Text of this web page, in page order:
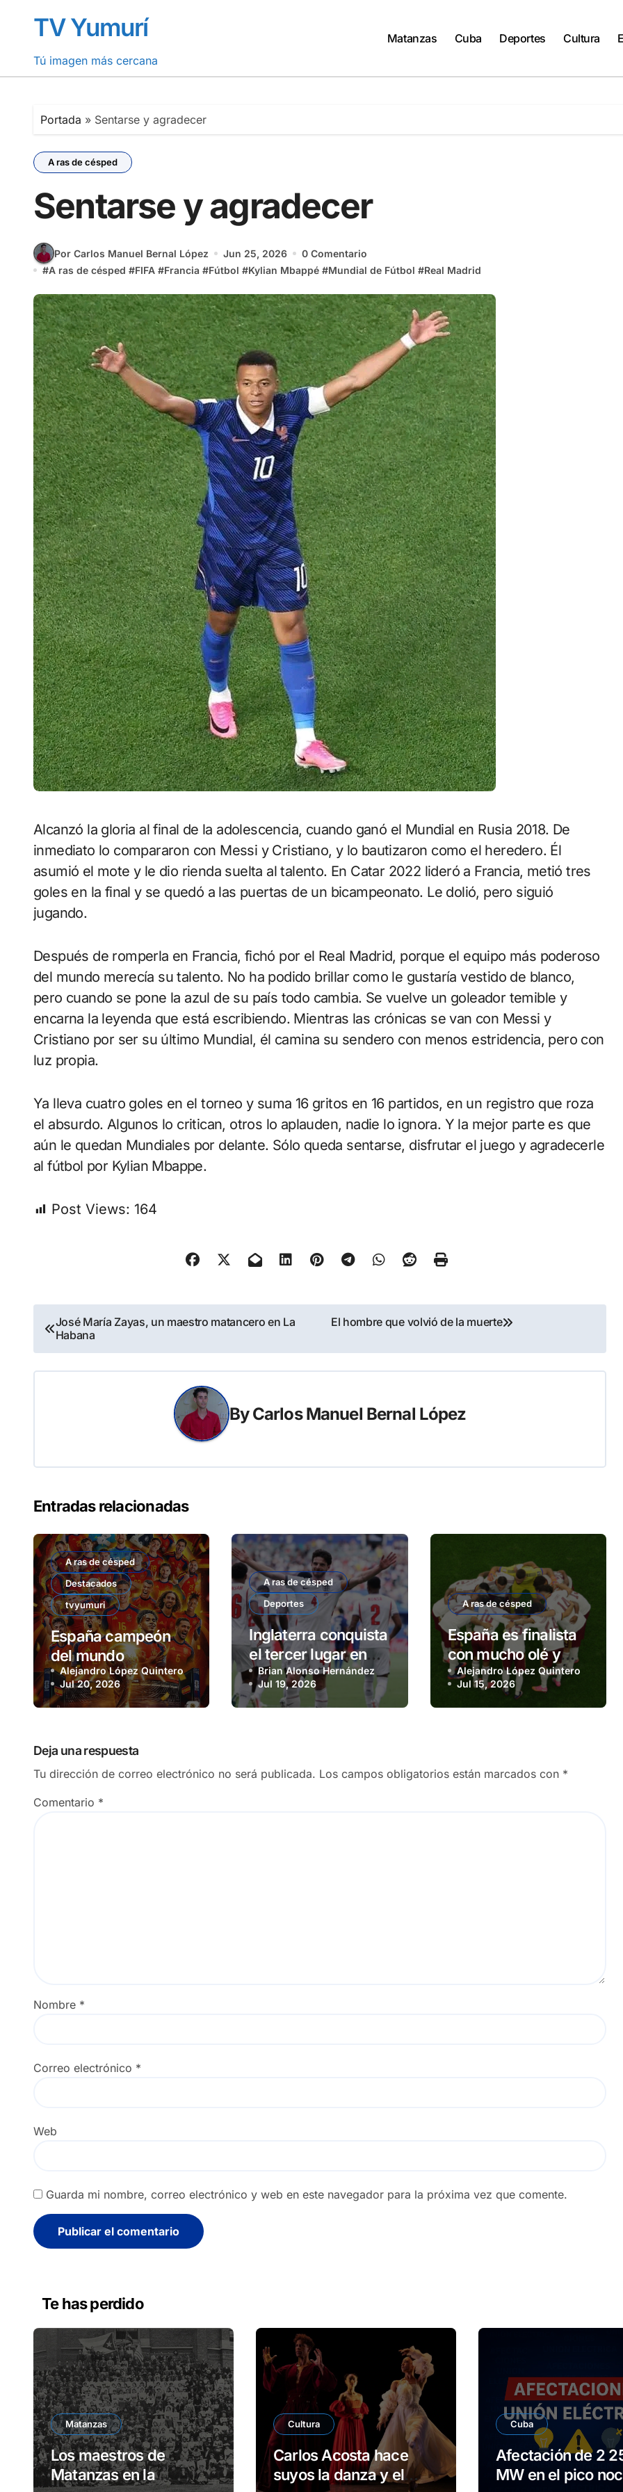
contenidoTV Yumurí
Tú imagen más cercana
Matanzas Cuba Deportes Cultura
Portada » Sentarse y agradecer
A ras de césped
Sentarse y agradecer
Por Carlos Manuel Bernal López Jun 25, 2026
0 Comentario
#A ras de césped #FIFA #Francia #Fútbol #Kylian Mbappé #Mundial de Fútbol #Real Madrid
Alcanzó la gloria al final de la adolescencia, cuando ganó el Mundial en Rusia 2018. De
inmediato lo compararon con Messi y Cristiano, y lo bautizaron como el heredero. Él
asumió el mote y le dio rienda suelta al talento. En Catar 2022 lideró a Francia, metió tres
goles en la final y se quedó a las puertas de un bicampeonato. Le dolió, pero siguió
jugando.
Después de romperla en Francia, fichó por el Real Madrid, porque el equipo más poderoso
del mundo merecía su talento. No ha podido brillar como le gustaría vestido de blanco,
pero cuando se pone la azul de su país todo cambia. Se vuelve un goleador temible y
encarna la leyenda que está escribiendo. Mientras las crónicas se van con Messi y
Cristiano por ser su último Mundial, él camina su sendero con menos estridencia, pero con
luz propia.
Ya lleva cuatro goles en el torneo y suma 16 gritos en 16 partidos, en un registro que roza
el absurdo. Algunos lo critican, otros lo aplauden, nadie lo ignora. Y la mejor parte es que
aún le quedan Mundiales por delante. Sólo queda sentarse, disfrutar el juego y agradecerle
al fútbol por Kylian Mbappe.
Post Views: 164
Navegación
de
entradas
José María Zayas, un maestro matancero en La
Habana
El hombre que volvió de la muerte
ByCarlos Manuel Bernal López
Entradas relacionadas
A ras de césped
Destacados
tvyumuri
España campeón
del mundo
Alejandro López Quintero
Jul 20, 2026
A ras de césped
Deportes
Inglaterra conquista
el tercer lugar en
partido histórico
contra Francia
Brian Alonso Hernández
Jul 19, 2026
A ras de césped
España es finalista
con mucho olé y
tikitaca
Alejandro López Quintero
Jul 15, 2026
Deja una respuesta
Tu dirección de correo electrónico no será publicada. Los campos obligatorios están marcados con *
Comentario *
Nombre *
Correo electrónico *
Web
Guarda mi nombre, correo electrónico y web en este navegador para la próxima vez que comente.
Te has perdido
Matanzas
Los maestros de
Matanzas en la
Cultura
Carlos Acosta hace
suyos la danza y el
Cuba
Afectación de 2
MW en el pico